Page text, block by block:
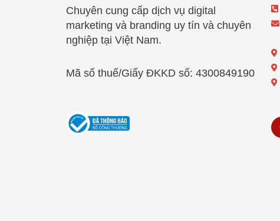
Chuyên cung cấp dịch vụ digital
marketing và branding uy tín và chuyên
nghiệp tại Việt Nam.
Mã số thuế/Giấy ĐKKD số: 4300849190